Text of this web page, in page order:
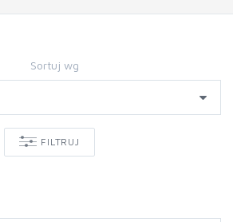
Sortuj wg
FILTRUJ